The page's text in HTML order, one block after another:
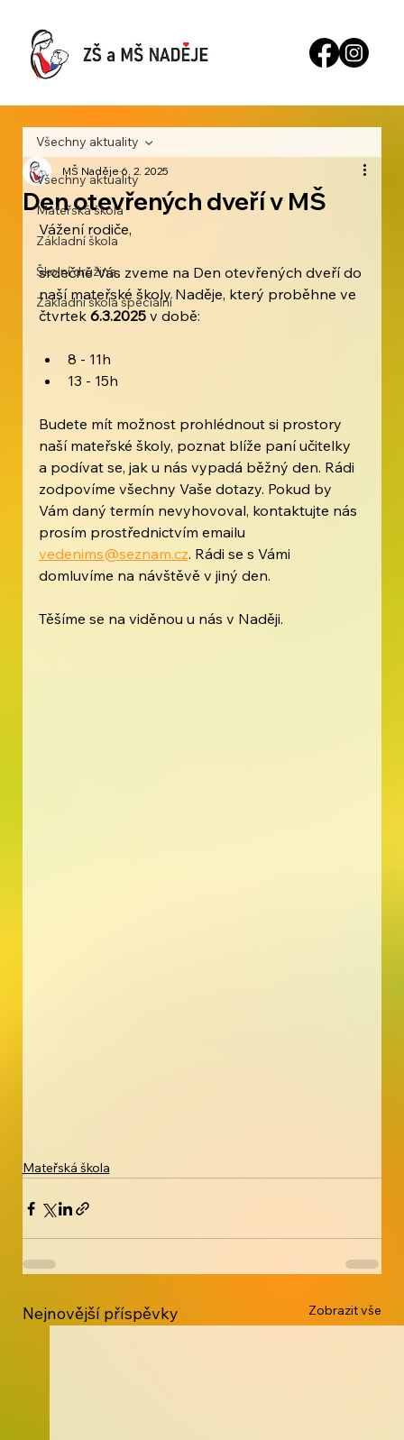
Všechny aktuality
Mateřská škola
Základní škola
Školní družina
Základní škola speciální
Všechny aktuality
Den otevřených dveří v MŠ
MŠ Naděje6. 2. 2025
Vážení rodiče,
srdečně Vás zveme na Den otevřených dveří do
naší mateřské školy Naděje, který proběhne ve
čtvrtek 6.3.2025 v době:
8 - 11h
13 - 15h
Budete mít možnost prohlédnout si prostory
naší mateřské školy, poznat blíže paní učitelky
a podívat se, jak u nás vypadá běžný den. Rádi
zodpovíme všechny Vaše dotazy. Pokud by
Vám daný termín nevyhovoval, kontaktujte nás
prosím prostřednictvím emailu
vedenims@seznam.cz. Rádi se s Vámi
domluvíme na návštěvě v jiný den.
Těšíme se na viděnou u nás v Naději.
Mateřská škola
Nejnovější příspěvky Zobrazit vše